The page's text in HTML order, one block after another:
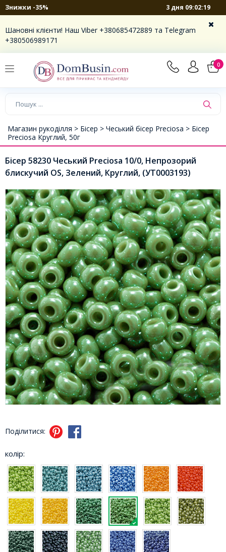
Знижки -35% 3 дня 09:02:18
Шановні клієнти! Наш Viber +380685472889 та Telegram
+380506989171
0
Магазин рукоділля > Бісер > Чеський бісер Preciosa > Бісер
Preciosa Круглий, 50г
Бісер 58230 Чеський Preciosa 10/0, Непрозорий
блискучий OS, Зелений, Круглий, (УТ0003193)
Поділитися:
колір: